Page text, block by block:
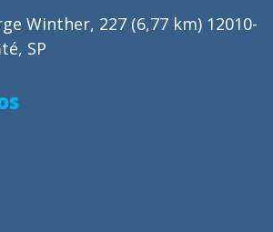
Winther, 227 (6,77 km) 12010-
SP